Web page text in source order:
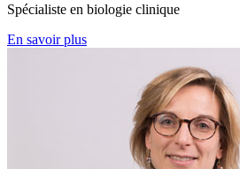
Spécialiste en biologie clinique
En savoir plus